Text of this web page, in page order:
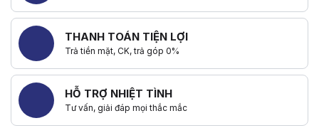
THANH TOÁN TIỆN LỢI
Trả tiền mặt, CK, trả góp 0%
HỖ TRỢ NHIỆT TÌNH
Tư vấn, giải đáp mọi thắc mắc